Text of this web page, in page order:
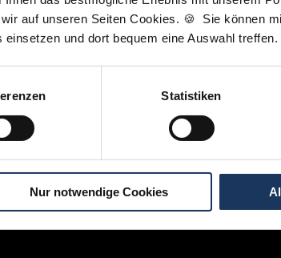
auf unseren Seiten Cookies. 🍪 Sie können
und dort bequem eine Auswahl treffen.
Statistiken
Nur notwendige Cookies
sich5 BesucherfürStellenangebote als
zu Ihrer Traumstelle - so